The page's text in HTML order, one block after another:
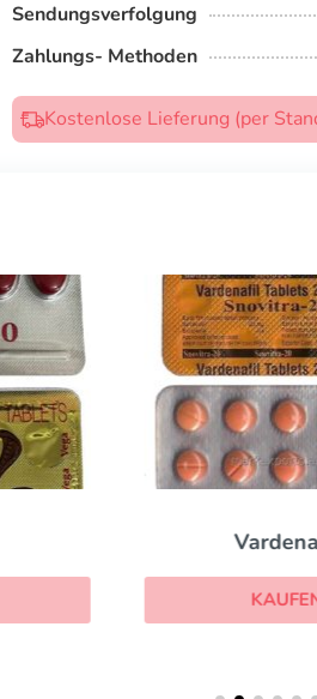
Sendungsverfolgung
Zahlungs- Methoden
Kostenlose Lieferung (per